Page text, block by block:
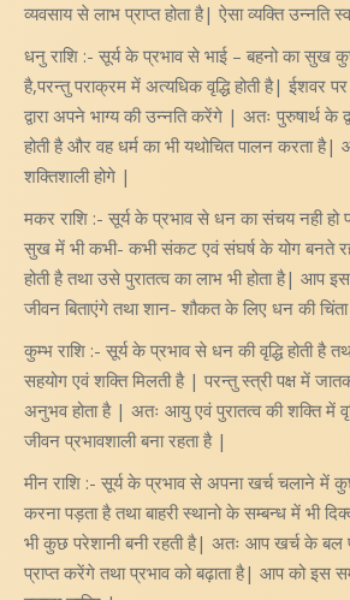
व्यवसाय से लाभ प्राप्त होता है| ऐसा व्यक्ति उन्नति
धनु राशि :- सूर्य के प्रभाव से भाई – बहनो का सुख
है,परन्तु पराक्रम में अत्यधिक वृद्धि होती है| ईशवर
द्वारा अपने भाग्य की उन्नति करेंगे | अतः पुरुषार्थ के
होती है और वह धर्म का भी यथोचित पालन करता है|
शक्तिशाली होगे |
मकर राशि :- सूर्य के प्रभाव से धन का संचय नही हो
सुख में भी कभी- कभी संकट एवं संघर्ष के योग बनते
होती है तथा उसे पुरातत्व का लाभ भी होता है| आप
जीवन बिताएंगे तथा शान- शौकत के लिए धन की
कुम्भ राशि :- सूर्य के प्रभाव से धन की वृद्धि होती है
सहयोग एवं शक्ति मिलती है | परन्तु स्त्री पक्ष में
अनुभव होता है | अतः आयु एवं पुरातत्व की शक्ति में
जीवन प्रभावशाली बना रहता है |
मीन राशि :- सूर्य के प्रभाव से अपना खर्च चलाने में
करना पड़ता है तथा बाहरी स्थानो के सम्बन्ध में भी
भी कुछ परेशानी बनी रहती है| अतः आप खर्च के
प्राप्त करेंगे तथा प्रभाव को बढ़ाता है| आप को इस